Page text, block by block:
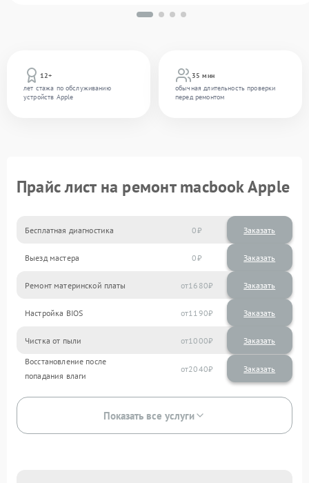
12+
лет стажа по обслуживанию
устройств Apple
35 мин
обычная длительность проверки
перед ремонтом
Прайс лист на ремонт macbook Apple
Бесплатная диагностика 0 Заказать
Выезд мастера 0 Заказать
Ремонт материнской платы 1680
Настройка BIOS 1190
Чистка от пыли 1000
Восстановление после
попадания влаги
2040
Показать все услуги